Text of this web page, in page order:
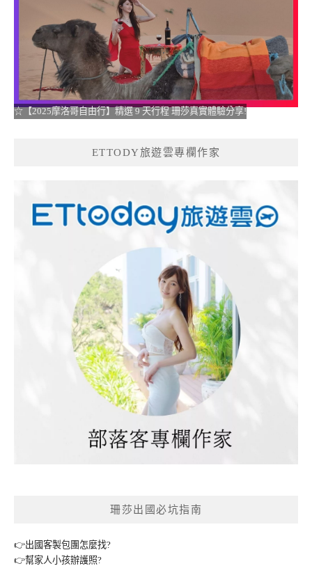
☆【2025摩洛哥自由行】精選 9 天行程 珊莎真實體驗分享!
ETTODY旅遊雲專欄作家
珊莎出國必坑指南
👉出國客製包團怎麼找?
👉幫家人小孩辦護照?